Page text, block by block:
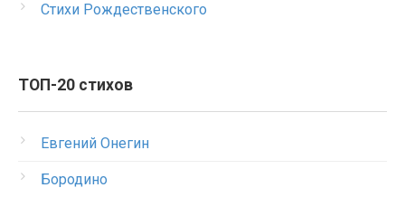
Стихи Рождественского
ТОП-20 стихов
Евгений Онегин
Бородино